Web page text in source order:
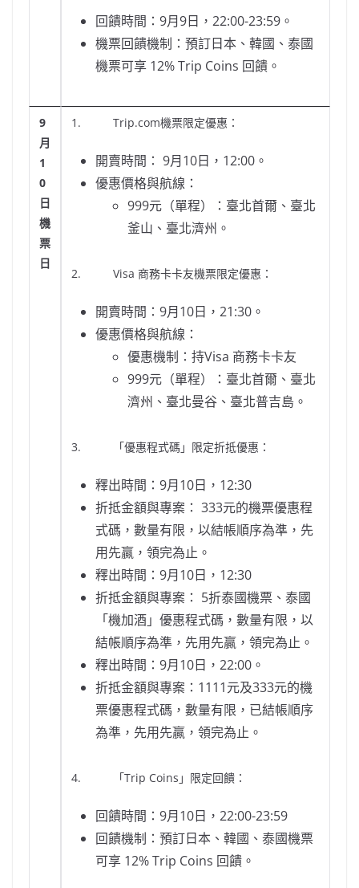
回饋時間：9月9日，22:00-23:59。
機票回饋機制：預訂日本、韓國、泰國
機票可享 12% Trip Coins 回饋。
9
月
1
0
日
機
票
日
1. Trip.com機票限定優惠：
開賣時間： 9月10日，12:00。
優惠價格與航線：
999元（單程）：臺北首爾、臺北
釜山、臺北濟州。
2. Visa 商務卡卡友機票限定優惠：
開賣時間：9月10日，21:30。
優惠價格與航線：
優惠機制：持Visa 商務卡卡友
999元（單程）：臺北首爾、臺北
濟州、臺北曼谷、臺北普吉島。
3. 「優惠程式碼」限定折抵優惠：
釋出時間：9月10日，12:30
折抵金額與專案： 333元的機票優惠程
式碼，數量有限，以結帳順序為準，先
用先贏，領完為止。
釋出時間：9月10日，12:30
折抵金額與專案： 5折泰國機票、泰國
「機加酒」優惠程式碼，數量有限，以
結帳順序為準，先用先贏，領完為止。
釋出時間：9月10日，22:00。
折抵金額與專案：1111元及333元的機
票優惠程式碼，數量有限，已結帳順序
為準，先用先贏，領完為止。
4. 「Trip Coins」限定回饋：
回饋時間：9月10日，22:00-23:59
回饋機制：預訂日本、韓國、泰國機票
可享 12% Trip Coins 回饋。